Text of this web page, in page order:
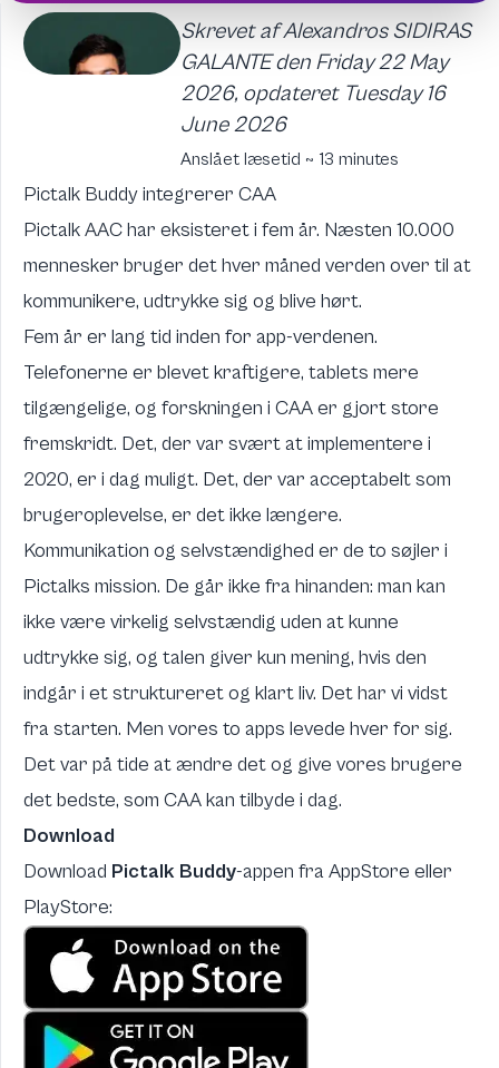
Skrevet af Alexandros SIDIRAS
GALANTE den Friday 22 May
2026, opdateret Tuesday 16
June 2026
Anslået læsetid ~ 13 minutes
Pictalk Buddy integrerer CAA
Pictalk AAC har eksisteret i fem år. Næsten 10.000
mennesker bruger det hver måned verden over til at
kommunikere, udtrykke sig og blive hørt.
Fem år er lang tid inden for app-verdenen.
Telefonerne er blevet kraftigere, tablets mere
tilgængelige, og forskningen i CAA er gjort store
fremskridt. Det, der var svært at implementere i
2020, er i dag muligt. Det, der var acceptabelt som
brugeroplevelse, er det ikke længere.
Kommunikation og selvstændighed er de to søjler i
Pictalks mission. De går ikke fra hinanden: man kan
ikke være virkelig selvstændig uden at kunne
udtrykke sig, og talen giver kun mening, hvis den
indgår i et struktureret og klart liv. Det har vi vidst
fra starten. Men vores to apps levede hver for sig.
Det var på tide at ændre det og give vores brugere
det bedste, som CAA kan tilbyde i dag.
Download
Download Pictalk Buddy-appen fra AppStore eller
PlayStore: